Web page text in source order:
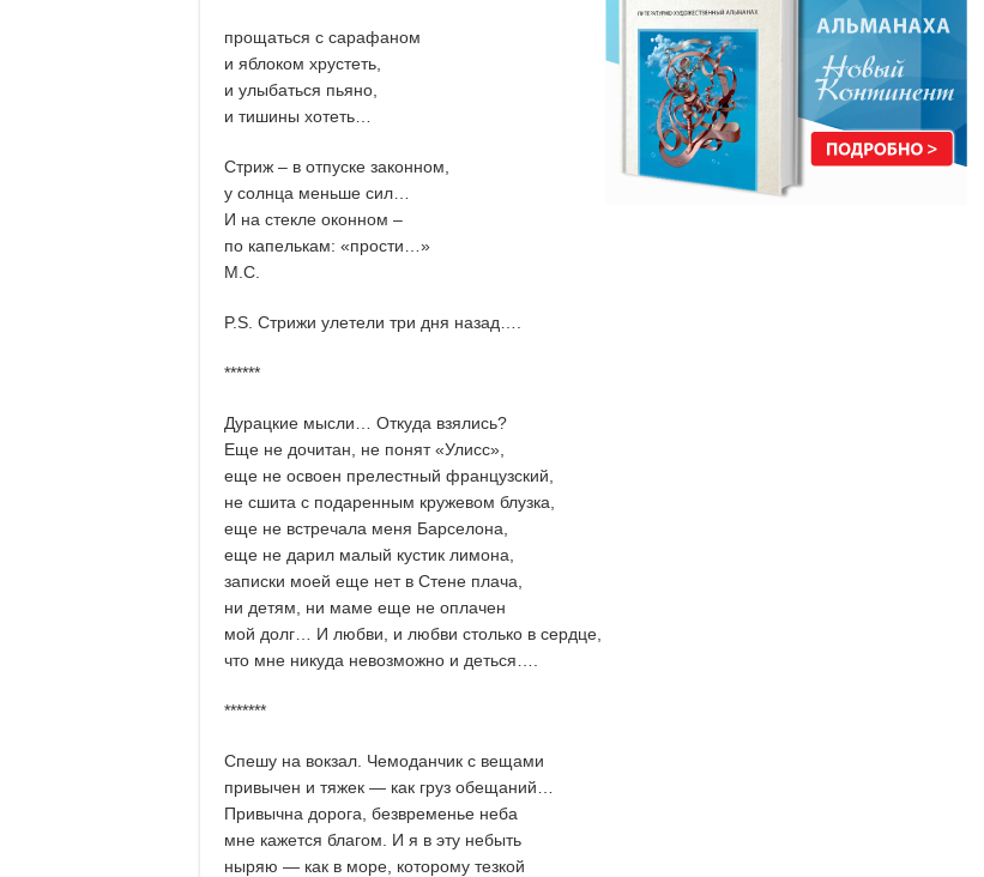
прощаться с сарафаном
и яблоком хрустеть,
и улыбаться пьяно,
и тишины хотеть…
Стриж – в отпуске законном,
у солнца меньше сил…
И на стекле оконном –
по капелькам: «прости…»
М.С.
P.S. Стрижи улетели три дня назад….
******
Дурацкие мысли… Откуда взялись?
Еще не дочитан, не понят «Улисс»,
еще не освоен прелестный французский,
не сшита с подаренным кружевом блузка,
еще не встречала меня Барселона,
еще не дарил малый кустик лимона,
записки моей еще нет в Стене плача,
ни детям, ни маме еще не оплачен
мой долг… И любви, и любви столько в сердце,
что мне никуда невозможно и деться….
*******
Спешу на вокзал. Чемоданчик с вещами
привычен и тяжек — как груз обещаний…
Привычна дорога, безвременье неба
мне кажется благом. И я в эту небыть
ныряю — как в море, которому тезкой